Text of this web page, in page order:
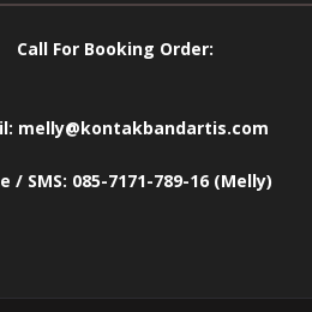
Call For Booking Order:
melly@kontakbandartis.com
/ SMS: 085-7171-789-16 (Melly)